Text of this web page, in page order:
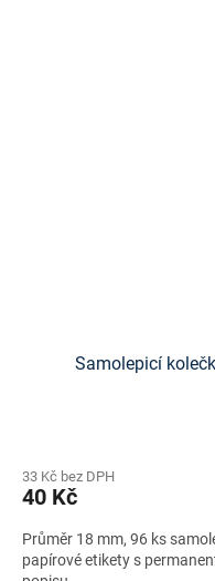
Samolepicí
33 Kč bez DPH
40 Kč
Průměr 18 mm, 96 ks
papírové etikety s